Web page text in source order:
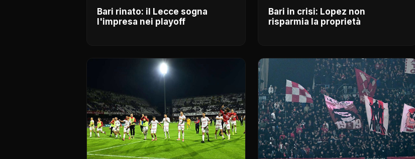
Bari rinato: il Lecce sogna
l'impresa nei playoff
Bari in crisi: Lopez non
risparmia la proprietà